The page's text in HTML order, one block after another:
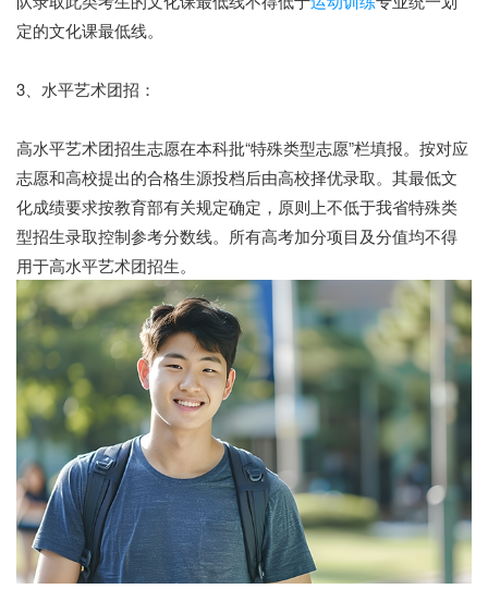
定的文化课最低线。
3、水平艺术团招：
高水平艺术团招生志愿在本科批“特殊类型志愿”栏填报。按对应
志愿和高校提出的合格生源投档后由高校择优录取。其最低文
化成绩要求按教育部有关规定确定，原则上不低于我省特殊类
型招生录取控制参考分数线。所有高考加分项目及分值均不得
用于高水平艺术团招生。